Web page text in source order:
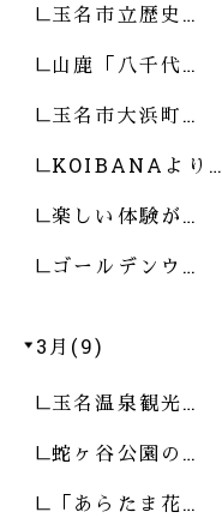
玉名市立歴史…
山鹿「八千代…
玉名市大浜町…
KOIBANAより…
楽しい体験が…
ゴールデンウ…
3月(9)
玉名温泉観光…
蛇ヶ谷公園の…
「あらたま花…